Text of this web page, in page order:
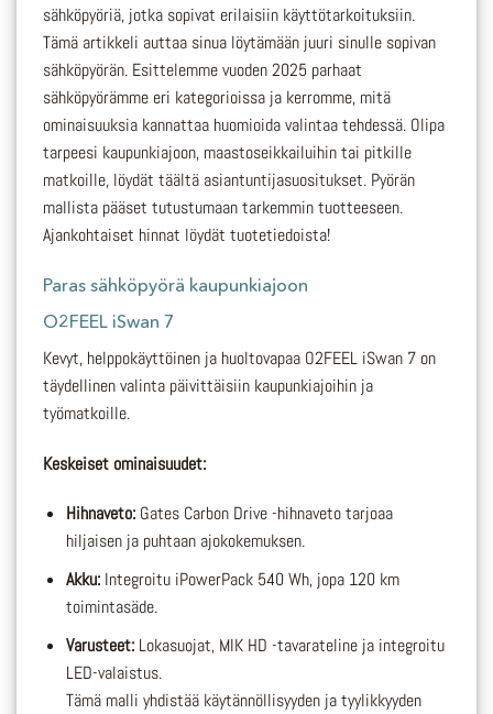
sähköpyöriä, jotka sopivat erilaisiin käyttötarkoituksiin.
Tämä artikkeli auttaa sinua löytämään juuri sinulle sopivan
sähköpyörän. Esittelemme vuoden 2025 parhaat
sähköpyörämme eri kategorioissa ja kerromme, mitä
ominaisuuksia kannattaa huomioida valintaa tehdessä. Olipa
tarpeesi kaupunkiajoon, maastoseikkailuihin tai pitkille
matkoille, löydät täältä asiantuntijasuositukset. Pyörän
mallista pääset tutustumaan tarkemmin tuotteeseen.
Ajankohtaiset hinnat löydät tuotetiedoista!
Paras sähköpyörä kaupunkiajoon
O2FEEL iSwan 7
Kevyt, helppokäyttöinen ja huoltovapaa O2FEEL iSwan 7 on
täydellinen valinta päivittäisiin kaupunkiajoihin ja
työmatkoille.
Keskeiset ominaisuudet:
Hihnaveto:Gates Carbon Drive -hihnaveto tarjoaa
hiljaisen ja puhtaan ajokokemuksen.
Akku:Integroitu iPowerPack 540 Wh, jopa 120 km
toimintasäde.
Varusteet:Lokasuojat, MIK HD -tavarateline ja integroitu
LED-valaistus.
Tämä malli yhdistää käytännöllisyyden ja tyylikkyyden